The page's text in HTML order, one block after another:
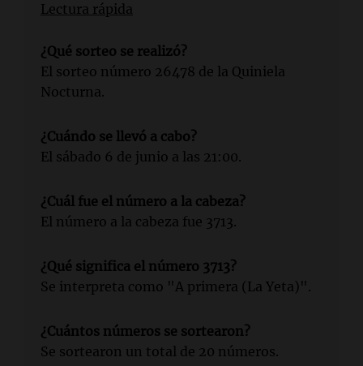
Lectura rápida
¿Qué sorteo se realizó?
El sorteo número 26478 de la Quiniela
Nocturna.
¿Cuándo se llevó a cabo?
El sábado 6 de junio a las 21:00.
¿Cuál fue el número a la cabeza?
El número a la cabeza fue 3713.
¿Qué significa el número 3713?
Se interpreta como "A primera (La Yeta)".
¿Cuántos números se sortearon?
Se sortearon un total de 20 números.